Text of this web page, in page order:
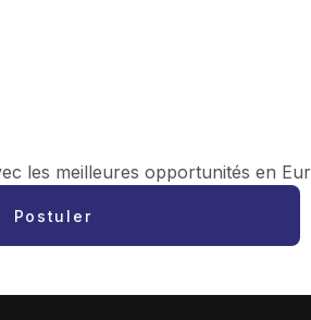
les meilleures opportunités en
Postuler